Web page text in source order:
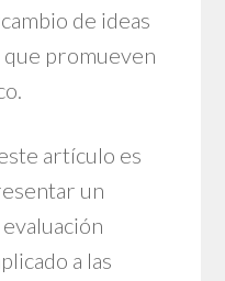
de ideas
promueven
artículo es
un
a las